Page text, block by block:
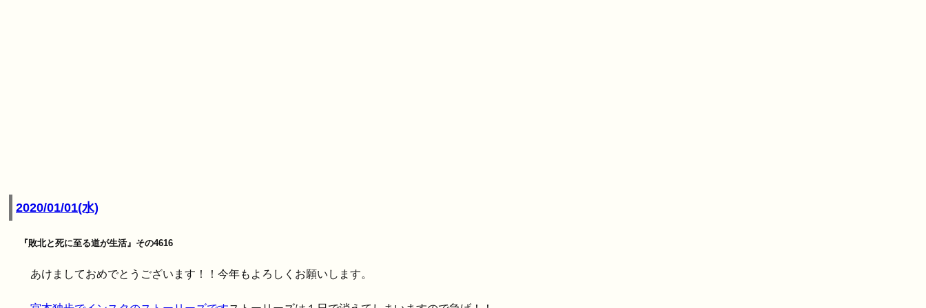
2020/01/01(水)
『敗北と死に至る道が生活』その4616
あけましておめでとうございます！！今年もよろしくお願いします。